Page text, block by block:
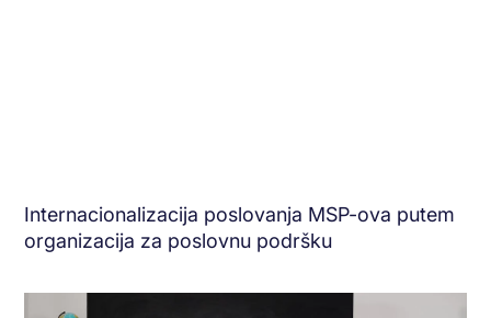
Internacionalizacija poslovanja MSP-ova putem
organizacija za poslovnu podršku